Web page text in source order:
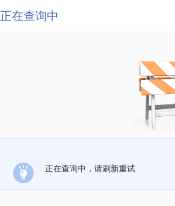
正在查询中
正在查询中，请刷新重试